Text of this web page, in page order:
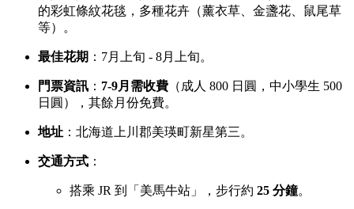
的彩虹條紋花毯， 多種花卉（薰衣草、 金盞花、 鼠尾草
等）。
最佳花期 ：7月上旬 - 8月上旬。
門票資訊 ： 7-9月需收費 （成人 800 日圓， 中小學生 500
日圓）， 其餘月份免費。
地址 ：北海道上川郡美瑛町新星第三。
交通方式 ：
搭乘 JR 到「美馬牛站」， 步行約 25 分鐘。